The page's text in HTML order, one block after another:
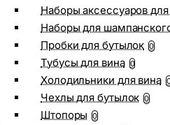
Наборы аксессуаров
Наборы для
Пробки для бутылок 0
Тубусы для вина 0
Холодильники для вина
Чехлы для бутылок 0
Штопоры 0